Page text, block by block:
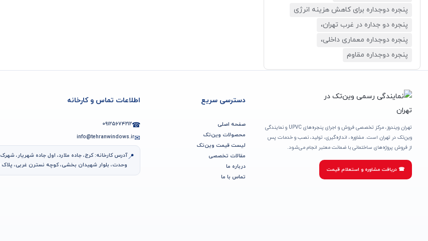
پنجره دوجداره برای کاهش هزینه انرژی
پنجره دو جداره در غرب تهران،
پنجره دوجداره معماری داخلی،
پنجره دوجداره مقاوم
تهران ویندوز، مرکز تخصصی فروش و اجرای پنجره‌های UPVC و نمایندگی
وین‌تک در تهران است. مشاوره، اندازه‌گیری، تولید، نصب و خدمات پس
از فروش پروژه‌های ساختمانی با ضمانت معتبر انجام می‌شود.
☎ دریافت مشاوره و استعلام قیمت
دسترسی سریع
صفحه اصلی
محصولات وین‌تک
لیست قیمت وین‌تک
مقالات تخصصی
درباره ما
تماس با ما
اطلاعات تماس و کارخانه
☎۰۹۱۲۵۶۷۴۲۱۲
✉
info@tehranwindows.ir
📍آدرس کارخانه: کرج، جاده ملارد، اول جاده شهریار، شهرک
وحدت، بلوار شهیدان بخشی، کوچه نسترن غربی، پلاک ۱